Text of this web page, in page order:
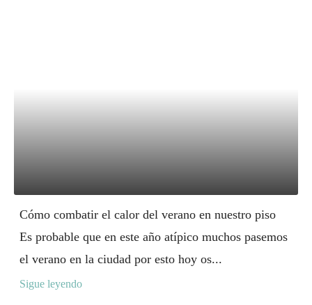
Cómo combatir el calor del verano en nuestro piso
Es probable que en este año atípico muchos pasemos
el verano en la ciudad por esto hoy os...
Sigue leyendo